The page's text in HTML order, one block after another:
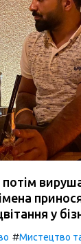
потім
імена
у
#Мистецтво